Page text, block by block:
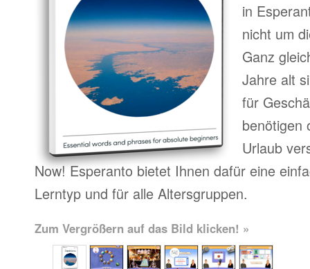
in
nicht um
Ganz
Jahre alt
für
benötigen
Urlaub
Now! Esperanto bietet Ihnen dafür eine
Lerntyp und für alle Altersgruppen.
Zum Vergrößern auf das Bild klicken! »